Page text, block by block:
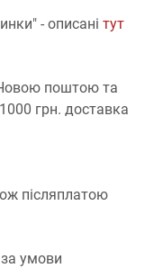
- описані тут
поштою та
грн. доставка
післяплатою
умови